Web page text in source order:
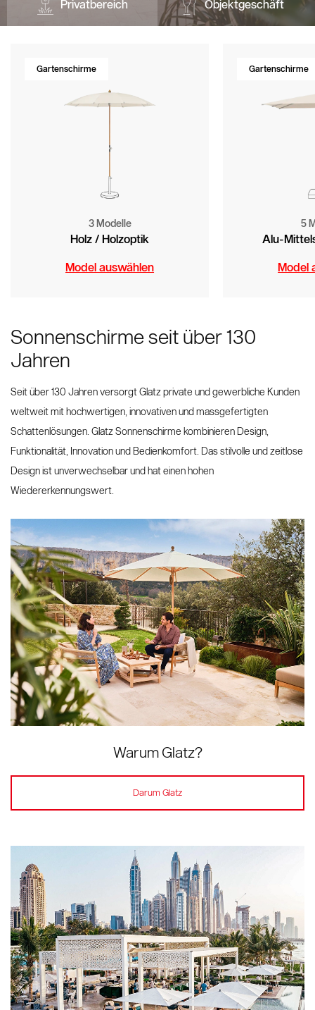
Seitenmastschirme
Ersatzteile und Zubehöre
Privatbereich Objektgeschäft
Gartenschirme
3 Modelle
Holz / Holzoptik
Model auswählen
Gartenschirme
5
Alu-
Model
Sonnenschirme seit über 130
Jahren
Seit über 130 Jahren versorgt Glatz private und gewerbliche Kunden
weltweit mit hochwertigen, innovativen und massgefertigten
Schattenlösungen. Glatz Sonnenschirme kombinieren Design,
Funktionalität, Innovation und Bedienkomfort. Das stilvolle und zeitlose
Design ist unverwechselbar und hat einen hohen
Wiedererkennungswert.
Darum Glatz
Warum Glatz?